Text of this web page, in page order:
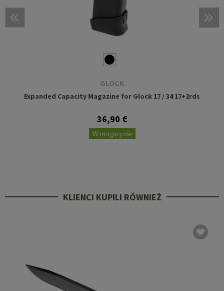
GLOCK
Expanded Capacity Magazine for Glock 17 / 34 17+2rds
36,90 €
W magazynie
KLIENCI KUPILI RÓWNIEŻ